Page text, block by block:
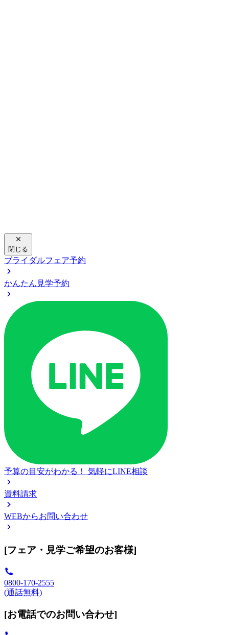
閉じる
ブライダルフェア予約
かんたん見学予約
予算の目安がわかる！ 気軽にLINE相談
資料請求
WEBからお問い合わせ
[フェア・見学ご希望のお客様]
0800-170-2555
(通話無料)
[お電話でのお問い合わせ]